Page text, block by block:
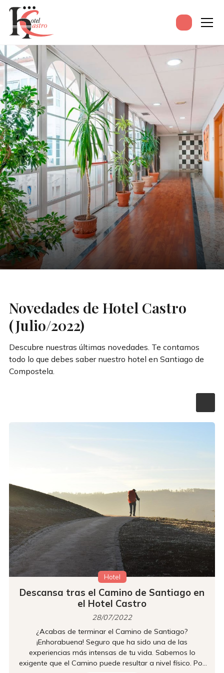
Novedades de Hotel Castro
(Julio/2022)
Descubre nuestras últimas novedades. Te contamos
todo lo que debes saber nuestro hotel en Santiago de
Compostela.
Descansa tras el Camino de Santiago en
el Hotel Castro
28/07/2022
Hotel
¿Acabas de terminar el Camino de Santiago?
¡Enhorabuena! Seguro que ha sido una de las
experiencias más intensas de tu vida. Sabemos lo
exigente que el Camino puede resultar a nivel físico. Por